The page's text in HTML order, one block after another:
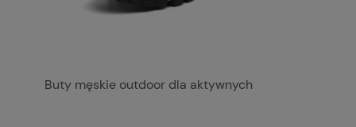
Buty męskie outdoor dla aktywnych